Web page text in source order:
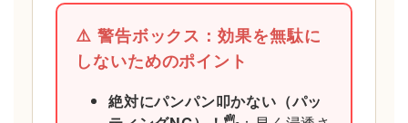
⚠️ 警告ボックス：効果を無駄に
しないためのポイント
絶対にパンパン叩かない（パッ